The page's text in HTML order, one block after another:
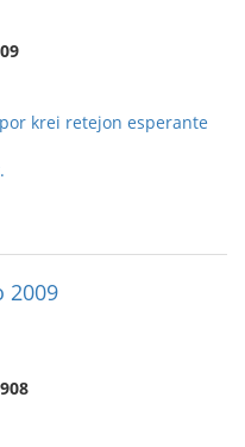
krei retejon esperante
2009